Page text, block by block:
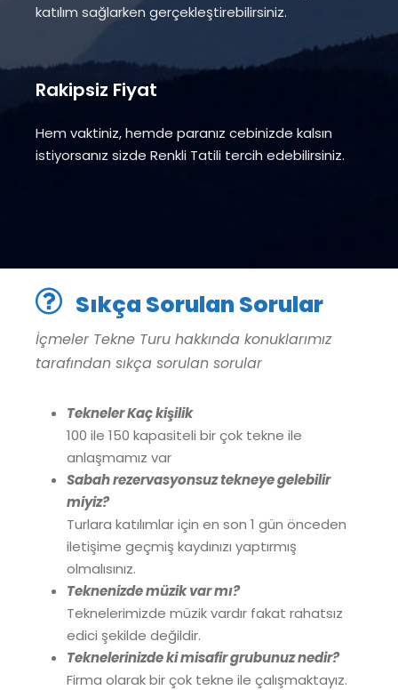
katılım sağlarken gerçekleştirebilirsiniz.
Rakipsiz Fiyat
Hem vaktiniz, hemde paranız cebinizde kalsın
istiyorsanız sizde Renkli Tatili tercih edebilirsiniz.
Sıkça Sorulan Sorular
İçmeler Tekne Turu hakkında konuklarımız
tarafından sıkça sorulan sorular
Tekneler Kaç kişilik
100 ile 150 kapasiteli bir çok tekne ile
anlaşmamız var
Sabah rezervasyonsuz tekneye gelebilir
miyiz?
Turlara katılımlar için en son 1 gün önceden
iletişime geçmiş kaydınızı yaptırmış
olmalısınız.
Teknenizde müzik var mı?
Teknelerimizde müzik vardır fakat rahatsız
edici şekilde değildir.
Teknelerinizde ki misafir grubunuz nedir?
Firma olarak bir çok tekne ile çalışmaktayız.